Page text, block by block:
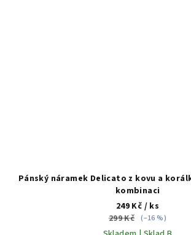
Pánský náramek Delicato z kovu a
kombinaci
249 Kč / ks
299 Kč (–16 %)